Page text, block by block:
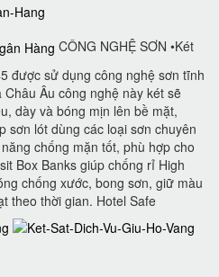
CÔNG NGHỆ SƠN •Két
được sử dụng công nghệ sơn tĩnh
Âu công nghệ này két sẽ
dày và bóng mịn lên bề mặt,
sơn lót dùng các loại sơn chuyên
chống mặn tốt, phù hợp cho
Box Banks‎ giúp chống rỉ High
chống xước, bong sơn, giữ màu
theo thời gian. Hotel Safe